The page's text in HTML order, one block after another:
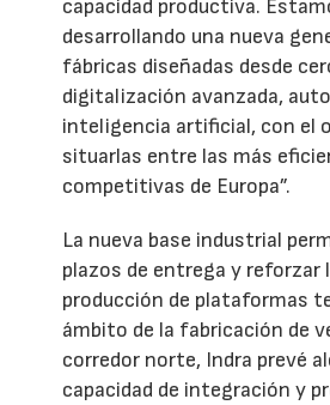
capacidad productiva.
desarrollando una nueva
fábricas diseñadas desde
digitalización avanzada,
inteligencia artificial, con el
situarlas entre las más
competitivas de Europa”.
La nueva base industrial
plazos de entrega y reforzar
producción de plataformas
ámbito de la fabricación de
corredor norte, Indra prevé
capacidad de integración y